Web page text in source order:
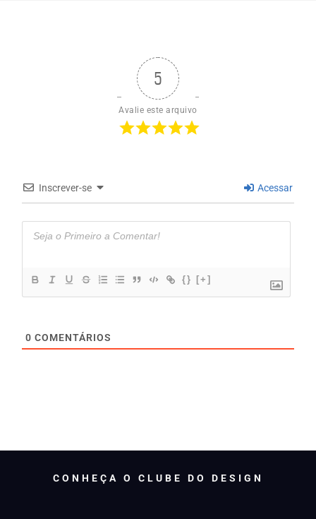
5
Avalie este arquivo
Inscrever-se Acessar
{} [+]
0 COMENTÁRIOS
CONHEÇA O CLUBE DO DESIGN